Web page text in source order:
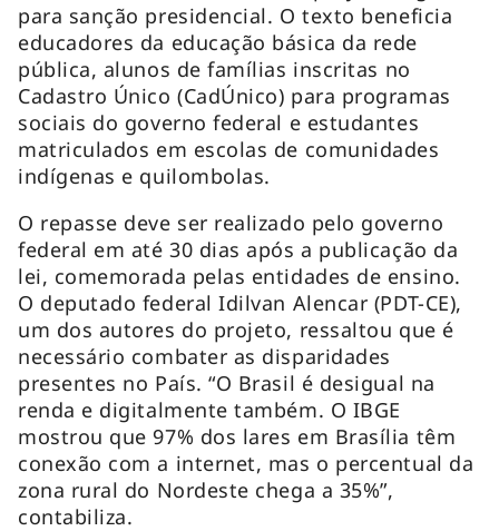
para sanção presidencial. O texto beneficia
educadores da educação básica da rede
pública, alunos de famílias inscritas no
Cadastro Único (CadÚnico) para programas
sociais do governo federal e estudantes
matriculados em escolas de comunidades
indígenas e quilombolas.
O repasse deve ser realizado pelo governo
federal em até 30 dias após a publicação da
lei, comemorada pelas entidades de ensino.
O deputado federal Idilvan Alencar (PDT-CE),
um dos autores do projeto, ressaltou que é
necessário combater as disparidades
presentes no País. “O Brasil é desigual na
renda e digitalmente também. O IBGE
mostrou que 97% dos lares em Brasília têm
conexão com a internet, mas o percentual da
zona rural do Nordeste chega a 35%”,
contabiliza.